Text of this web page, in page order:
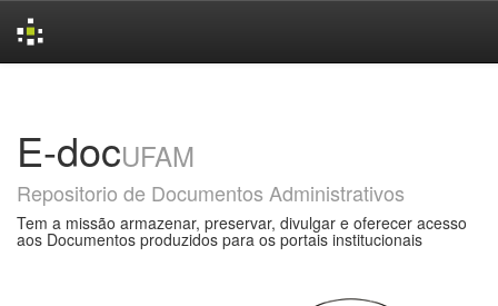
E-docUFAM
Repositorio de Documentos Administrativos
Tem a missão armazenar, preservar, divulgar e oferecer acesso
aos Documentos produzidos para os portais institucionais